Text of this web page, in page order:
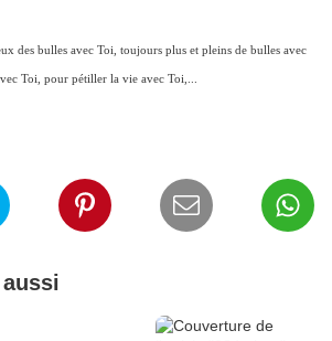
des bulles avec Toi, toujours plus et pleins de bulles avec
Toi, pour pétiller la vie avec Toi,...